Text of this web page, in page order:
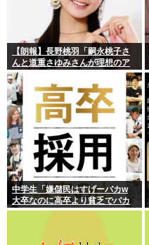
【朗報】長野桃羽「嗣永桃子さ
んと道重さゆみさんが理想のア
イドル像」
中学生「嫌儲民はすげーバカw
大卒なのに高卒より貧乏でバカ
が多いw」エックスで一万いいね